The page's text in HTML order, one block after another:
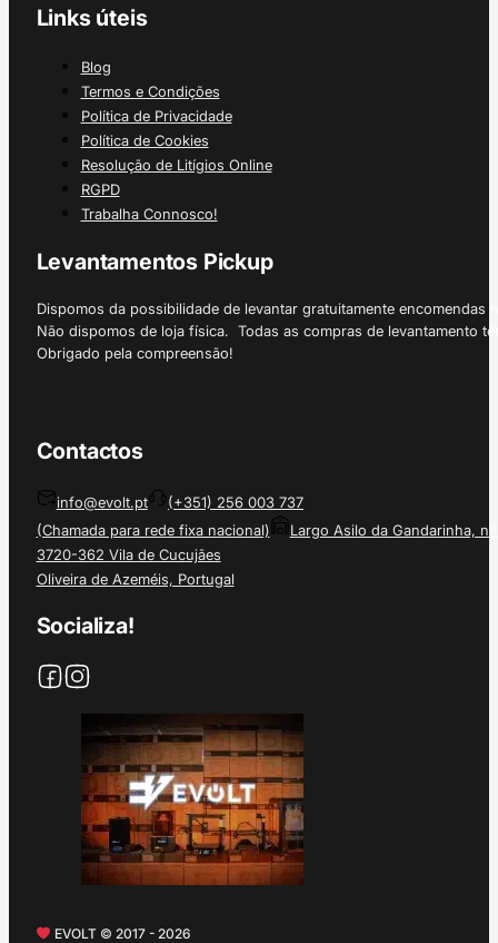
Links úteis
Blog
Termos e Condições
Política de Privacidade
Política de Cookies
Resolução de Litígios Online
RGPD
Trabalha Connosco!
Levantamentos Pickup
Dispomos da possibilidade de levantar gratuitamente
Não dispomos de loja física. Todas as compras de levantamento
Obrigado pela compreensão!
Contactos
info@evolt.pt
(+351) 256 003 737
(Chamada para rede fixa nacional)
Largo Asilo da Gandarinha, nº
3720-362 Vila de Cucujães
Oliveira de Azeméis, Portugal
Socializa!
EVOLT © 2017 - 2026